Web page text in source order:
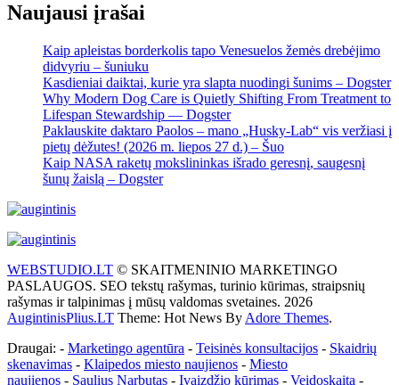
Naujausi įrašai
Kaip apleistas borderkolis tapo Venesuelos žemės drebėjimo
didvyriu – šuniuku
Kasdieniai daiktai, kurie yra slapta nuodingi šunims – Dogster
Why Modern Dog Care is Quietly Shifting From Treatment to
Lifespan Stewardship — Dogster
Paklauskite daktaro Paolos – mano „Husky-Lab“ vis veržiasi į
pietų dėžutes! (2026 m. liepos 27 d.) – Šuo
Kaip NASA raketų mokslininkas išrado geresnį, saugesnį
šunų žaislą – Dogster
WEBSTUDIO.LT © SKAITMENINIO MARKETINGO
PASLAUGOS. SEO tekstų rašymas, turinio kūrimas, straipsnių
rašymas ir talpinimas į mūsų valdomas svetaines. 2026
AugintinisPlius.LT Theme: Hot News By Adore Themes.
Draugai: - Marketingo agentūra - Teisinės konsultacijos - Skaidrių
skenavimas - Klaipedos miesto naujienos - Miesto
naujienos - Saulius Narbutas - Įvaizdžio kūrimas - Veidoskaita -